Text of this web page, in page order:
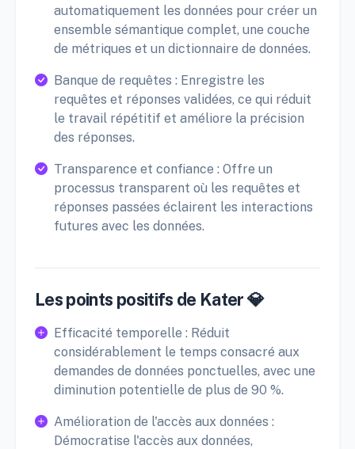
automatiquement les données pour créer un
ensemble sémantique complet, une couche
de métriques et un dictionnaire de données.
Banque de requêtes : Enregistre les
requêtes et réponses validées, ce qui réduit
le travail répétitif et améliore la précision
des réponses.
Transparence et confiance : Offre un
processus transparent où les requêtes et
réponses passées éclairent les interactions
futures avec les données.
Les points positifs de Kater 💎
Efficacité temporelle : Réduit
considérablement le temps consacré aux
demandes de données ponctuelles, avec une
diminution potentielle de plus de 90 %.
Amélioration de l'accès aux données :
Démocratise l'accès aux données,